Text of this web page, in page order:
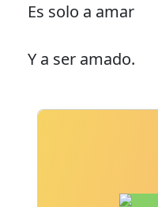
Es solo a amar
Y a ser amado.